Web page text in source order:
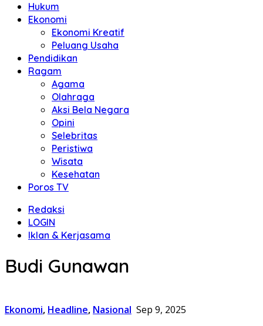
Hukum
Ekonomi
Ekonomi Kreatif
Peluang Usaha
Pendidikan
Ragam
Agama
Olahraga
Aksi Bela Negara
Opini
Selebritas
Peristiwa
Wisata
Kesehatan
Poros TV
Redaksi
LOGIN
Iklan & Kerjasama
Budi Gunawan
Ekonomi, Headline, Nasional Sep 9, 2025